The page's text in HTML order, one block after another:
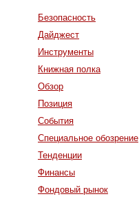
Безопасность
Дайджест
Инструменты
Книжная полка
Обзор
Позиция
События
Специальное обозрение
Тенденции
Финансы
Фондовый рынок